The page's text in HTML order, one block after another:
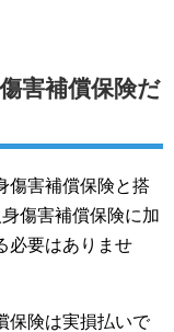
害補償保険だ
傷害補償保険と搭
傷害補償保険に加
必要はありませ
保険は実損払いで